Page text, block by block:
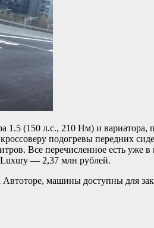
(150 л.с., 210 Нм) и вариатора,
подогревы передних
Все перечисленное есть уже
Luxury — 2,37 млн рублей.
машины доступны для